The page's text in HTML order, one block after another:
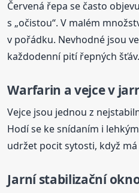
Červená řepa se často
s „očistou“. V malém
v pořádku. Nevhodné jsou
každodenní pití řepných šťáv.
Warfarin a vejce v
Vejce jsou jednou z
Hodí se ke snídaním i
udržet pocit sytosti, když
Jarní stabilizační